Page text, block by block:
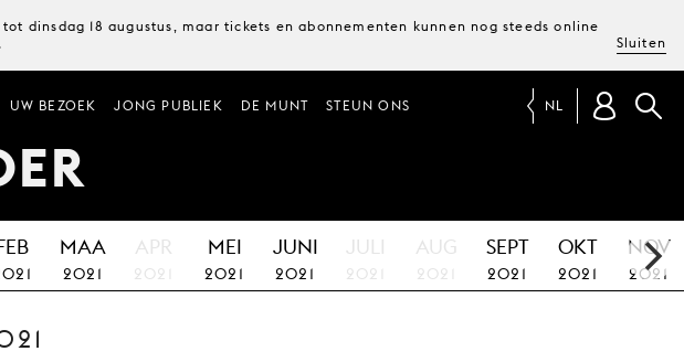
dinsdag 18 augustus, maar tickets en abonnementen kunnen nog steeds online
Sluiten
UW BEZOEK JONG PUBLIEK DE MUNT STEUN ONS NL
MAA
2021
APR
2021
MEI
2021
JUNI
2021
JULI
2021
AUG
2021
SEPT
2021
OKT
2021
NOV
2021